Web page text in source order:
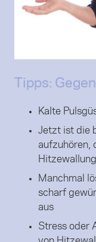
Tipps:
Kalte
Jetzt ist die
aufzuhören,
Manchmal
scharf
aus
Stress oder